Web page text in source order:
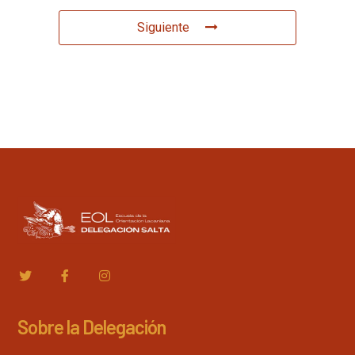
Siguiente
Sobre la Delegación